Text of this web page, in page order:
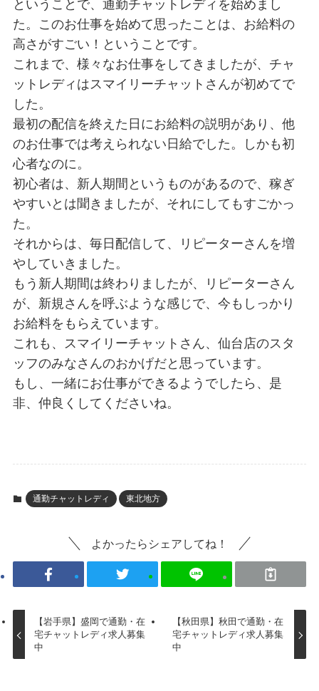
ということで、通勤チャットレディを始めまし
た。このお仕事を始めて思ったことは、お給料の
高さがすごい！ということです。
これまで、様々なお仕事をしてきましたが、チャ
ットレディはスマイリーチャットさんが初めてで
した。
最初の配信を終えた日にお給料の説明があり、他
のお仕事では考えられない日給でした。しかも初
心者なのに。
初心者は、新人期間というものがあるので、稼ぎ
やすいとは聞きましたが、それにしてもすごかっ
た。
それからは、毎日配信して、リピーターさんを増
やしていきました。
もう新人期間は終わりましたが、リピーターさん
が、新規さんを呼ぶような感じで、今もしっかり
お給料をもらえています。
これも、スマイリーチャットさん、仙台店のスタ
ッフのみなさんのおかげだと思っています。
もし、一緒にお仕事ができるようでしたら、是
非、仲良くしてくださいね。
通勤チャットレディ 東北地方
よかったらシェアしてね！
【岩手県】盛岡で通勤・在
宅チャットレディ求人募集
中
【秋田県】秋田で通勤・在
宅チャットレディ求人募集
中